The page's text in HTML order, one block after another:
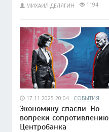
МИХАИЛ ДЕЛЯГИН 1194
17.11.2025 20:04 СОБЫТИЯ
Экономику спасли. Но
вопреки сопротивлению
Центробанка